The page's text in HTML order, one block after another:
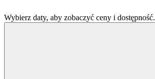
Wybierz daty, aby zobaczyć ceny i dostępność.